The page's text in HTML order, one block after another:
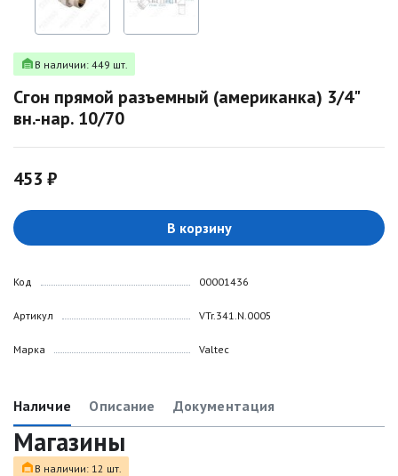
В наличии: 449 шт.
Сгон прямой разъемный (американка) 3/4"
вн.-нар. 10/70
453 ₽
В корзину
Код
Артикул
Марка
00001436
VTr.341.N.0005
Valtec
Наличие Описание Документация
Магазины
В наличии: 12 шт.